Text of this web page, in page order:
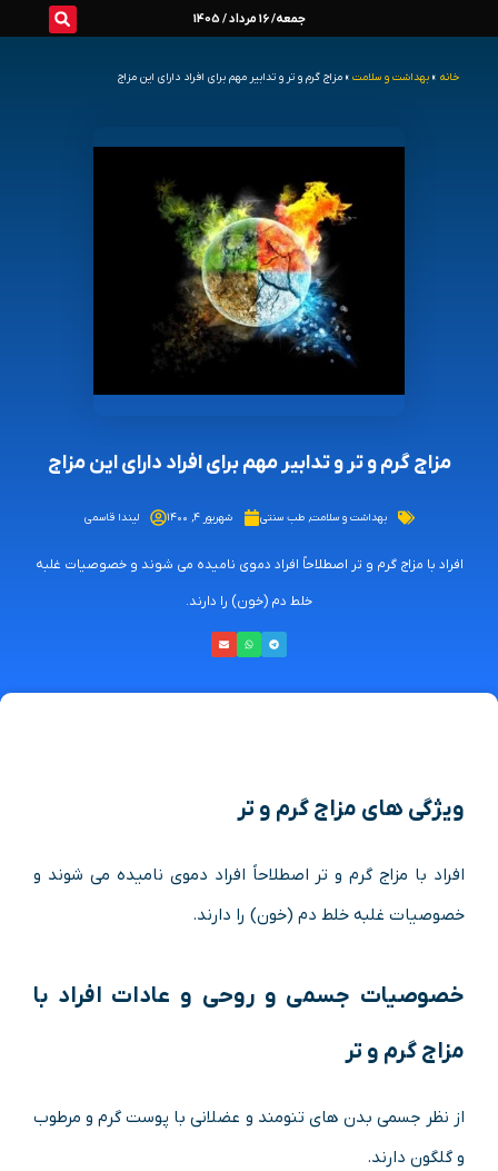
جمعه/ 16 مرداد / 1405
خانه » بهداشت و سلامت » مزاج گرم و تر و تدابیر مهم برای افراد دارای این مزاج
مزاج گرم و تر و تدابیر مهم برای افراد دارای این مزاج
بهداشت و سلامت,طب سنتی شهریور ۴, ۱۴۰۰ لیندا قاسمی
افراد با مزاج گرم و تر اصطلاحاً افراد دموی نامیده می شوند و خصوصیات غلبه
خلط دم (خون) را دارند.
ویژگی های مزاج گرم و تر
افراد با مزاج گرم و تر اصطلاحاً افراد دموی نامیده می شوند و
خصوصیات غلبه خلط دم (خون) را دارند.
خصوصیات جسمی و روحی و عادات افراد با
مزاج گرم و تر
از نظر جسمی بدن های تنومند و عضلانی با پوست گرم و مرطوب
و گلگون دارند.